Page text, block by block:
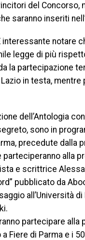
del Concorso,
saranno inseriti
interessante notare
legge di più
la partecipazione
Lazio in testa,
dell’Antologia
sono in
precedute dalla
alla
e scrittrice
pubblicato da
all’Università di
partecipare alla
Fiere di Parma e i